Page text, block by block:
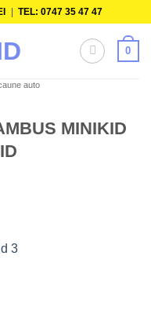
|TEL: 0747 35 47 47
0
auto
MINIKID